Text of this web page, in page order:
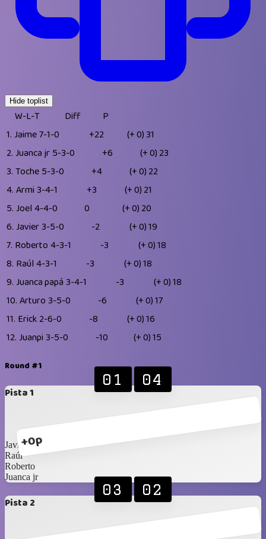
Hide toplist
W-L-T Diff
P
1. Jaime7-1-0 +22 (+ 0)31
2. Juanca jr 5-3-0 +6 (+ 0) 23
3. Toche 5-3-0 +4 (+ 0) 22
4. Armi 3-4-1 +3 (+ 0) 21
5. Joel 4-4-0 0 (+ 0) 20
6. Javier3-5-0 -2 (+ 0)19
7. Roberto 4-3-1 -3 (+ 0)18
8. Raúl 4-3-1 -3 (+ 0)18
9. Juanca papá 3-4-1 -3 (+ 0)18
10. Arturo 3-5-0 -6 (+ 0)17
11. Erick 2-6-0 -8 (+ 0)16
12. Juanpi 3-5-0 -10 (+ 0)15
Round #1
Pista 1
+0p
01 04
Javier
Raúl
Roberto
Juanca jr
Pista 2
03 02